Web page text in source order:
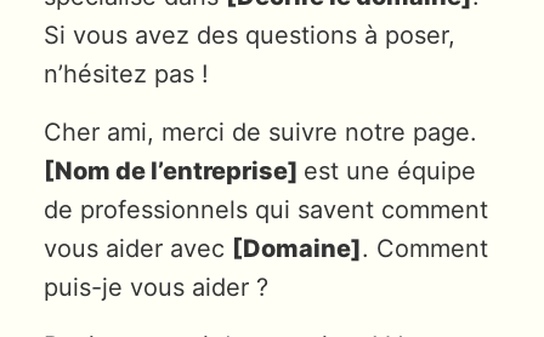
Si vous avez des questions à poser,
n’hésitez pas !
Cher ami, merci de suivre notre page.
[Nom de l’entreprise] est une équipe
de professionnels qui savent comment
vous aider avec [Domaine]. Comment
puis-je vous aider ?